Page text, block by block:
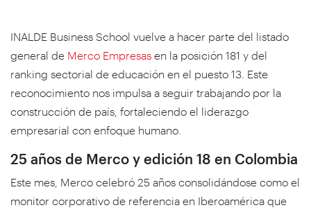
INALDE Business School vuelve a hacer parte del listado
general de Merco Empresas en la posición 181 y del
ranking sectorial de educación en el puesto 13. Este
reconocimiento nos impulsa a seguir trabajando por la
construcción de país, fortaleciendo el liderazgo
empresarial con enfoque humano.
25 años de Merco y edición 18 en Colombia
Este mes, Merco celebró 25 años consolidándose como el
monitor corporativo de referencia en Iberoamérica que